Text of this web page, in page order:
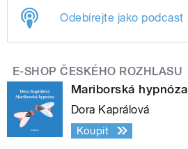
Odebírejte jako podcast
E-SHOP ČESKÉHO ROZHLASU
Mariborská hypnóza
Dora Kaprálová
Koupit